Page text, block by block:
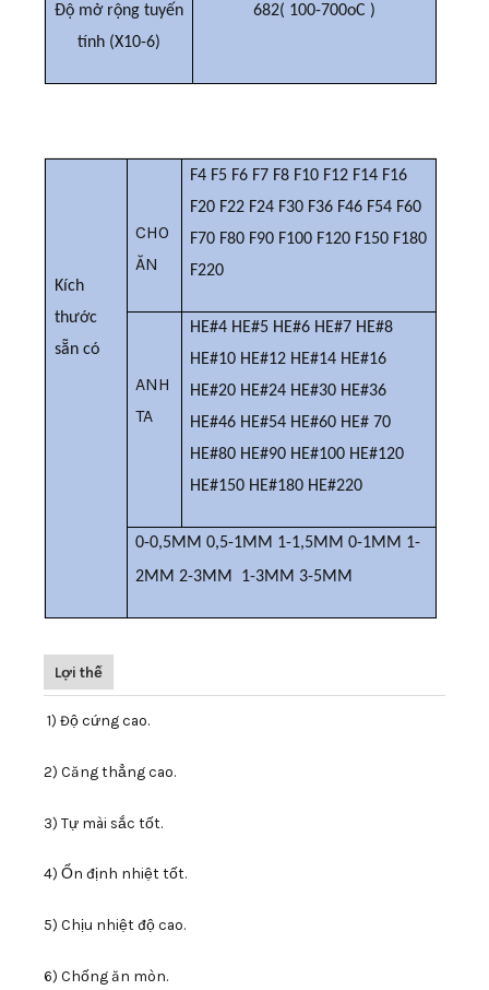
Độ mở rộng tuyến
tính (X10-6)
682( 100-700oC )
Kích
thước
sẵn có
CHO
ĂN
F4 F5 F6 F7 F8 F10 F12 F14 F16
F20 F22 F24 F30 F36 F46 F54 F60
F70 F80 F90 F100 F120 F150 F180
F220
ANH
TA
HE#4 HE#5 HE#6 HE#7 HE#8
HE#10 HE#12 HE#14 HE#16
HE#20 HE#24 HE#30 HE#36
HE#46 HE#54 HE#60 HE# 70
HE#80 HE#90 HE#100 HE#120
HE#150 HE#180 HE#220
0-0,5MM 0,5-1MM 1-1,5MM 0-1MM 1-
2MM 2-3MM 1-3MM 3-5MM
Lợi thế
1) Độ cứng cao.
2) Căng thẳng cao.
3) Tự mài sắc tốt.
4) Ổn định nhiệt tốt.
5) Chịu nhiệt độ cao.
6) Chống ăn mòn.